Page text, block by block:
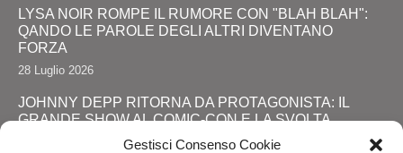
Gestisci Consenso Cookie
LYSA NOIR ROMPE IL RUMORE CON "BLAH BLAH":
QANDO LE PAROLE DEGLI ALTRI DIVENTANO
FORZA
28 Luglio 2026
JOHNNY DEPP RITORNA DA PROTAGONISTA: IL
GRANDE SHOW AL COMIC-CON E LA SVOLTA